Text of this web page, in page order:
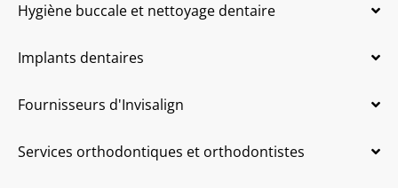
Hygiène buccale et nettoyage dentaire
Implants dentaires
Fournisseurs d'Invisalign
Services orthodontiques et orthodontistes